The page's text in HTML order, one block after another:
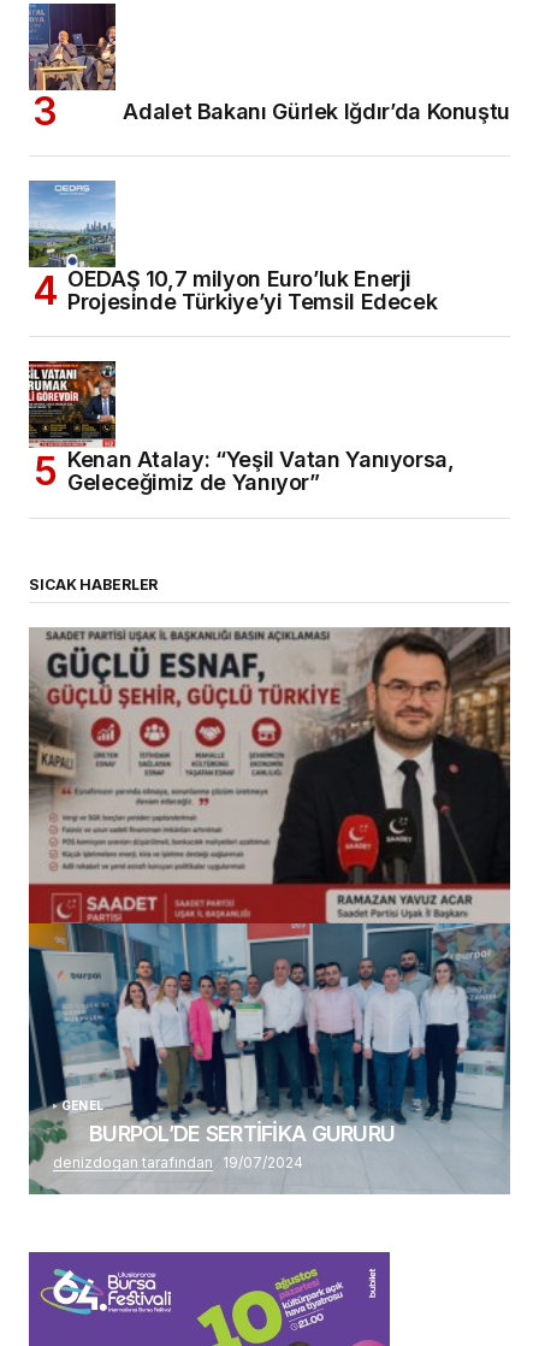
Adalet Bakanı Gürlek Iğdır’da Konuştu
OEDAŞ 10,7 milyon Euro’luk Enerji
Projesinde Türkiye’yi Temsil Edecek
Kenan Atalay: “Yeşil Vatan Yanıyorsa,
Geleceğimiz de Yanıyor”
SICAK HABERLER
(başlıksız)
Alaattin Karahan tarafından 14/07/2026
GENEL
BURPOL’DE SERTİFİKA GURURU
denizdogan tarafından 19/07/2024